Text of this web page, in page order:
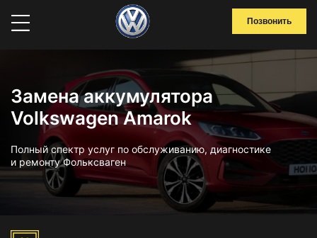
Позвонить
Замена аккумулятора
Volkswagen Amarok
Полный спектр услуг по обслуживанию, диагностике
и ремонту Фольксваген